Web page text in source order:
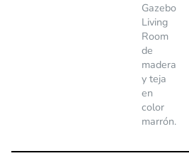
Gazebo
Living
Room
de
madera
y teja
en
color
marrón.